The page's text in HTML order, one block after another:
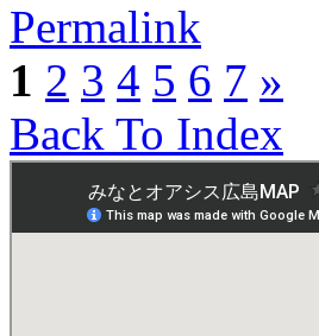
Permalink
1 2 3 4 5 6 7 »
Back To Index